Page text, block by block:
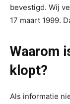
bevestigd. Wij
17 maart 1999.
Waarom
klopt?
Als informatie